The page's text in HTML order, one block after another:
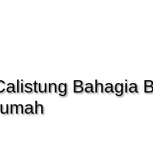
Bahagia